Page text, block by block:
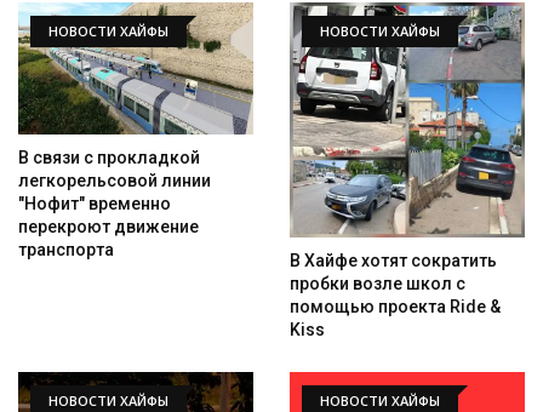
НОВОСТИ ХАЙФЫ
В связи с прокладкой
легкорельсовой линии
"Нофит" временно
перекроют движение
транспорта
НОВОСТИ ХАЙФЫ
В Хайфе хотят сократить
пробки возле школ с
помощью проекта Ride &
Kiss
НОВОСТИ ХАЙФЫ НОВОСТИ ХАЙФЫ